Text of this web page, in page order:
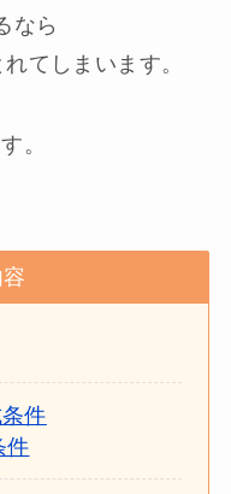
なら
てしまいます。
。
件
件